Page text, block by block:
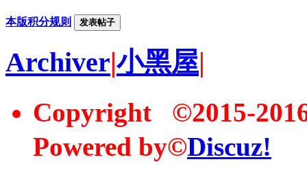
本版积分规则 发表帖子
Archiver|小黑屋|
Copyright ©2015-
Powered by©Discuz!